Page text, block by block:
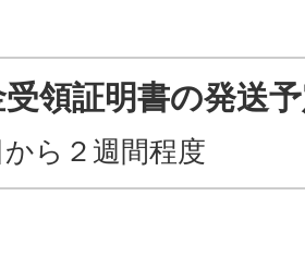
領証明書の発送
ら２週間程度